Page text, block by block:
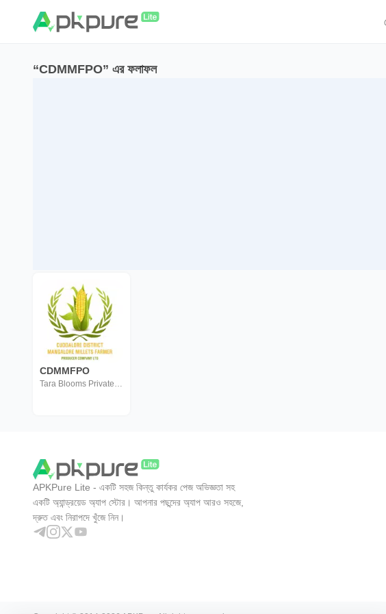
“CDMMFPO” এর ফলাফল
CDMMFPO
Tara Blooms Private Ltd
APKPure Lite - একটি সহজ কিন্তু কার্যকর পেজ অভিজ্ঞতা সহ
একটি অ্যান্ড্রয়েড অ্যাপ স্টোর। আপনার পছন্দের অ্যাপ আরও সহজে,
দ্রুত এবং নিরাপদে খুঁজে নিন।